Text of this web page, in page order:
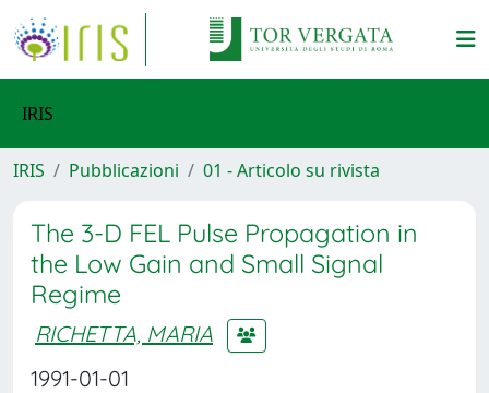
IRIS
IRIS Pubblicazioni 01 - Articolo su rivista
The 3-D FEL Pulse Propagation in
the Low Gain and Small Signal
Regime
RICHETTA, MARIA
1991-01-01